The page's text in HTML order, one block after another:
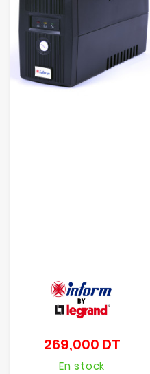
269,000 DTPrix
En stock